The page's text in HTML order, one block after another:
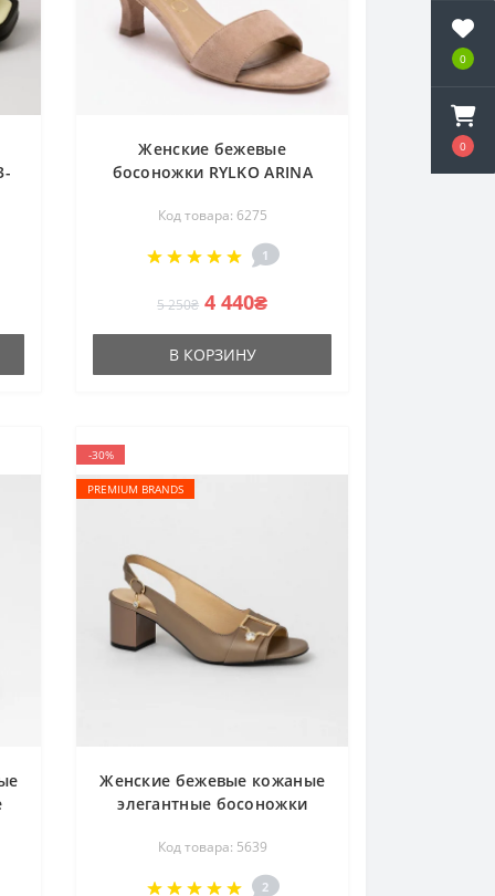
0
0
Женские бежевые
босоножки RYLKO ARINA
натуральной кожи на
каблуке от полького
бренда
Код товара: 6275
1
5 250₴ 4 440₴
В КОРЗИНУ
-30%
PREMIUM BRANDS
Женские бежевые кожаные
элегантные босоножки
классическая модель
утонченные 5639
Код товара: 5639
2